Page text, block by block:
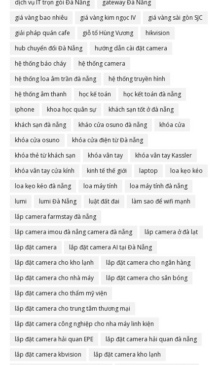
dịch vụ IT trọn gói Đà Nẵng
gateway Đà Nẵng
giá vàng bao nhiêu
giá vàng kim ngọc IV
giá vàng sài gòn SJC
giải pháp quán cafe
giỗ tổ Hùng Vương
hikvision
hub chuyển đổi Đà Nẵng
hướng dẫn cài đặt camera
hệ thống báo cháy
hệ thống camera
hệ thống loa âm trần đà nẵng
hệ thống truyền hình
hệ thống âm thanh
học kế toán
học kết toán đà nẵng
iphone
khoa học quân sự
khách sạn tốt ở đà nẵng
khách sạn đà nẵng
kháo cửa osuno đà nẵng
khóa cửa
khóa cửa osuno
khóa cửa điện từ Đà nẵng
khóa thẻ từ khách sạn
khóa vân tay
khóa vân tay Kassler
khóa vân tay cửa kính
kinh tế thế giới laptop
loa kẹo kéo
loa kẹo kéo đà nẵng
loa máy tính
loa máy tính đà nẵng
lumi
lumi Đà Nẵng luật đất đai
làm sao để wifi mạnh
lắp camera farmstay đà nẵng
lắp camera imou đà nẵng camera đà nẵng
lắp camera ở đà lạt
lắp đặt camera
lắp đặt camera AI tại Đà Nẵng
lắp đặt camera cho kho lạnh
lắp đặt camera cho ngân hàng
lắp đặt camera cho nhà máy
lắp đặt camera cho sân bóng
lắp đặt camera cho thẩm mỹ viện
lắp đặt camera cho trung tâm thương mại
lắp đặt camera công nghiệp cho nha máy linh kiện
lắp đặt camera hải quan EPE
lắp đặt camera hải quan đà nẵng
lắp đặt camera kbvision
lắp đặt camera kho lạnh